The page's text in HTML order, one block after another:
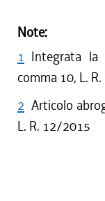
Note:
1 Integrata la
comma 10, L.
2 Articolo
L. R. 12/2015